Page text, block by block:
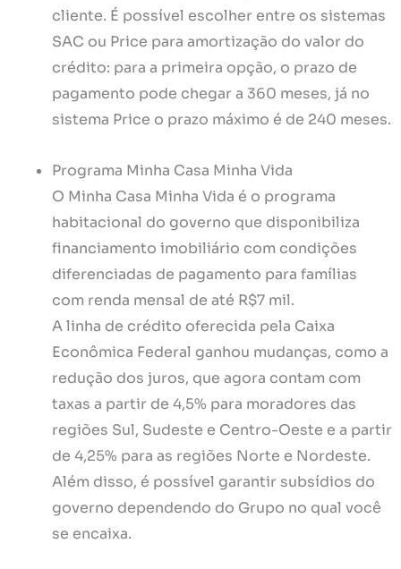
cliente. É possível escolher entre os sistemas
SAC ou Price para amortização do valor do
crédito: para a primeira opção, o prazo de
pagamento pode chegar a 360 meses, já no
sistema Price o prazo máximo é de 240 meses.
Programa Minha Casa Minha Vida
O Minha Casa Minha Vida é o programa
habitacional do governo que disponibiliza
financiamento imobiliário com condições
diferenciadas de pagamento para famílias
com renda mensal de até R$7 mil.
A linha de crédito oferecida pela Caixa
Econômica Federal ganhou mudanças, como a
redução dos juros, que agora contam com
taxas a partir de 4,5% para moradores das
regiões Sul, Sudeste e Centro-Oeste e a partir
de 4,25% para as regiões Norte e Nordeste.
Além disso, é possível garantir subsídios do
governo dependendo do Grupo no qual você
se encaixa.